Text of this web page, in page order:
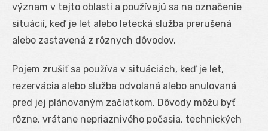
význam v tejto oblasti a používajú sa na označenie
situácií, keď je let alebo letecká služba prerušená
alebo zastavená z rôznych dôvodov.
Pojem zrušiť sa používa v situáciách, keď je let,
rezervácia alebo služba odvolaná alebo anulovaná
pred jej plánovaným začiatkom. Dôvody môžu byť
rôzne, vrátane nepriaznivého počasia, technických